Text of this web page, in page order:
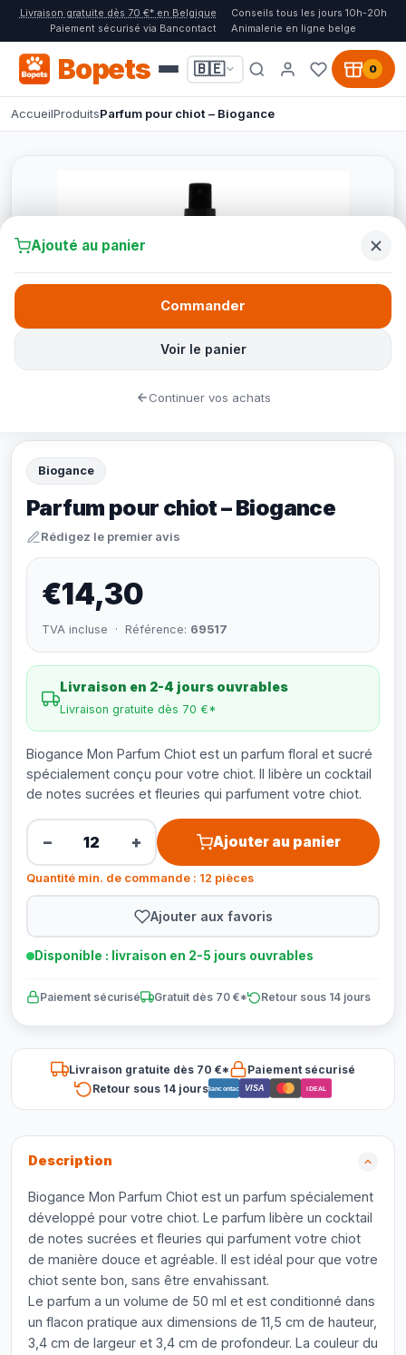
Livraison gratuite dès 70 €* en Belgique
Conseils tous les jours 10h-20h
Paiement sécurisé via Bancontact
Animalerie en ligne belge
Bopets 🇧🇪 0
AccueilProduitsParfum pour chiot – Biogance
Biogance
Parfum pour chiot – Biogance
Rédigez le premier avis
€14,30
TVA incluse · Référence: 69517
Livraison en 2-4 jours ouvrables
Livraison gratuite dès 70 €*
Biogance Mon Parfum Chiot est un parfum floral et sucré
spécialement conçu pour votre chiot. Il libère un cocktail
de notes sucrées et fleuries qui parfument votre chiot.
− + Ajouter au panier
Quantité min. de commande : 12 pièces
Ajouter aux favoris
Disponible : livraison en 2-5 jours ouvrables
Paiement sécurisé Gratuit dès 70 €* Retour sous 14 jours
Livraison gratuite dès 70 €*
Paiement sécurisé
Retour sous 14 joursBancontact VISA iDEAL
Description
Biogance Mon Parfum Chiot est un parfum spécialement
développé pour votre chiot. Le parfum libère un cocktail
de notes sucrées et fleuries qui parfument votre chiot
de manière douce et agréable. Il est idéal pour que votre
chiot sente bon, sans être envahissant.
Le parfum a un volume de 50 ml et est conditionné dans
un flacon pratique aux dimensions de 11,5 cm de hauteur,
3,4 cm de largeur et 3,4 cm de profondeur. La couleur du
Ajouté au panier
Voir le panier
Commander
Continuer vos achats